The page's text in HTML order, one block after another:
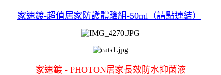
家速鍍-超值居家防護體驗組-50ml（請點連結）
家速鍍 - PHOTON居家長效防水抑菌液